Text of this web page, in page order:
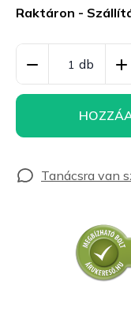
Raktáron -